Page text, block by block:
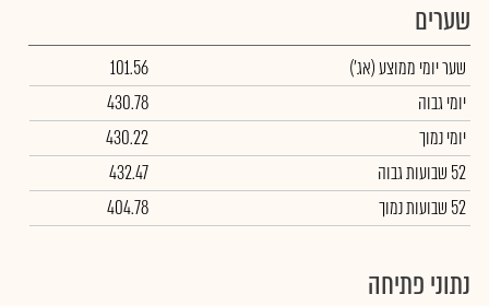
שערים
שער יומי ממוצע(אג')
101.56
יומי גבוה
430.78
יומי נמוך
430.22
52 שבועות גבוה
432.47
52 שבועות נמוך
404.78
נתוני פתיחה